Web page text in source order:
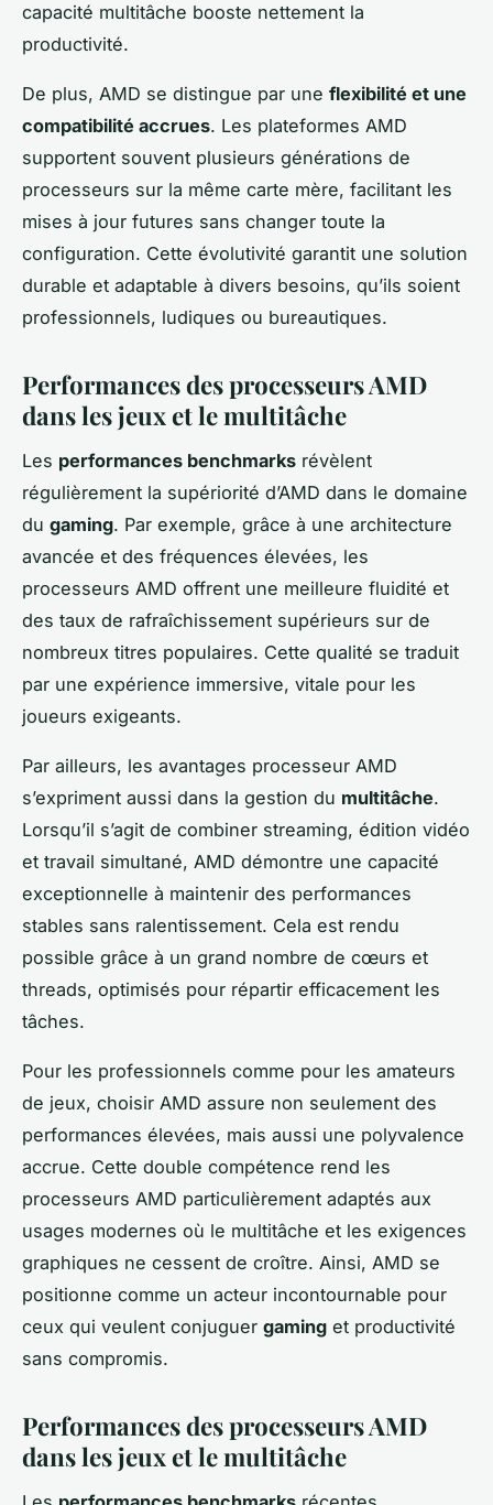
capacité multitâche booste nettement la
productivité.
De plus, AMD se distingue par une flexibilité et une
compatibilité accrues. Les plateformes AMD
supportent souvent plusieurs générations de
processeurs sur la même carte mère, facilitant les
mises à jour futures sans changer toute la
configuration. Cette évolutivité garantit une solution
durable et adaptable à divers besoins, qu’ils soient
professionnels, ludiques ou bureautiques.
Performances des processeurs AMD
dans les jeux et le multitâche
Les performances benchmarks révèlent
régulièrement la supériorité d’AMD dans le domaine
du gaming. Par exemple, grâce à une architecture
avancée et des fréquences élevées, les
processeurs AMD offrent une meilleure fluidité et
des taux de rafraîchissement supérieurs sur de
nombreux titres populaires. Cette qualité se traduit
par une expérience immersive, vitale pour les
joueurs exigeants.
Par ailleurs, les avantages processeur AMD
s’expriment aussi dans la gestion du multitâche.
Lorsqu’il s’agit de combiner streaming, édition vidéo
et travail simultané, AMD démontre une capacité
exceptionnelle à maintenir des performances
stables sans ralentissement. Cela est rendu
possible grâce à un grand nombre de cœurs et
threads, optimisés pour répartir efficacement les
tâches.
Pour les professionnels comme pour les amateurs
de jeux, choisir AMD assure non seulement des
performances élevées, mais aussi une polyvalence
accrue. Cette double compétence rend les
processeurs AMD particulièrement adaptés aux
usages modernes où le multitâche et les exigences
graphiques ne cessent de croître. Ainsi, AMD se
positionne comme un acteur incontournable pour
ceux qui veulent conjuguer gaming et productivité
sans compromis.
Performances des processeurs AMD
dans les jeux et le multitâche